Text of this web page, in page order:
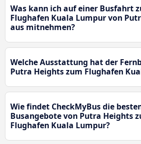
Was kann ich auf einer Busfahrt
Flughafen Kuala Lumpur von
aus mitnehmen?
Welche Ausstattung hat der
Putra Heights zum Flughafen
Wie findet CheckMyBus die
Busangebote von Putra Heights
Flughafen Kuala Lumpur?